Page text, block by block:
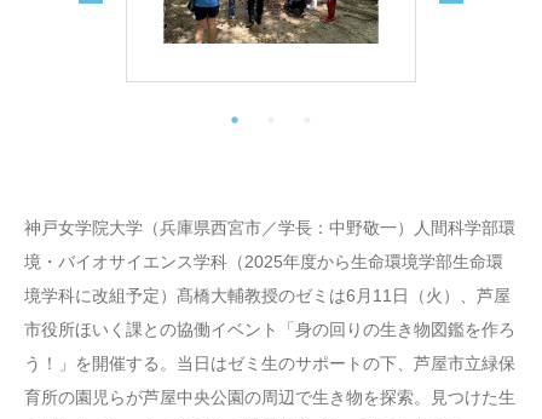
神戸女学院大学（兵庫県西宮市／学長：中野敬一）人間科学部環
境・バイオサイエンス学科（2025年度から生命環境学部生命環
境学科に改組予定）髙橋大輔教授のゼミは6月11日（火）、芦屋
市役所ほいく課との協働イベント「身の回りの生き物図鑑を作ろ
う！」を開催する。当日はゼミ生のサポートの下、芦屋市立緑保
育所の園児らが芦屋中央公園の周辺で生き物を探索。見つけた生